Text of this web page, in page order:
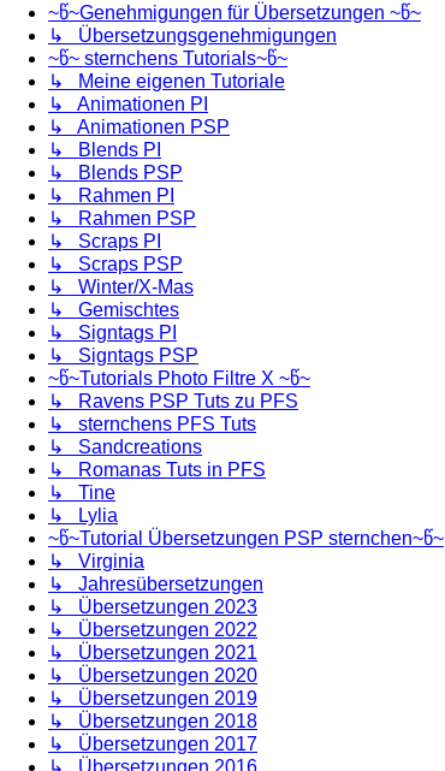
~წ~Genehmigungen für Übersetzungen ~წ~
↳ Übersetzungsgenehmigungen
~წ~ sternchens Tutorials~წ~
↳ Meine eigenen Tutoriale
↳ Animationen PI
↳ Animationen PSP
↳ Blends PI
↳ Blends PSP
↳ Rahmen PI
↳ Rahmen PSP
↳ Scraps PI
↳ Scraps PSP
↳ Winter/X-Mas
↳ Gemischtes
↳ Signtags PI
↳ Signtags PSP
~წ~Tutorials Photo Filtre X ~წ~
↳ Ravens PSP Tuts zu PFS
↳ sternchens PFS Tuts
↳ Sandcreations
↳ Romanas Tuts in PFS
↳ Tine
↳ Lylia
~წ~Tutorial Übersetzungen PSP sternchen~წ~
↳ Virginia
↳ Jahresübersetzungen
↳ Übersetzungen 2023
↳ Übersetzungen 2022
↳ Übersetzungen 2021
↳ Übersetzungen 2020
↳ Übersetzungen 2019
↳ Übersetzungen 2018
↳ Übersetzungen 2017
↳ Übersetzungen 2016